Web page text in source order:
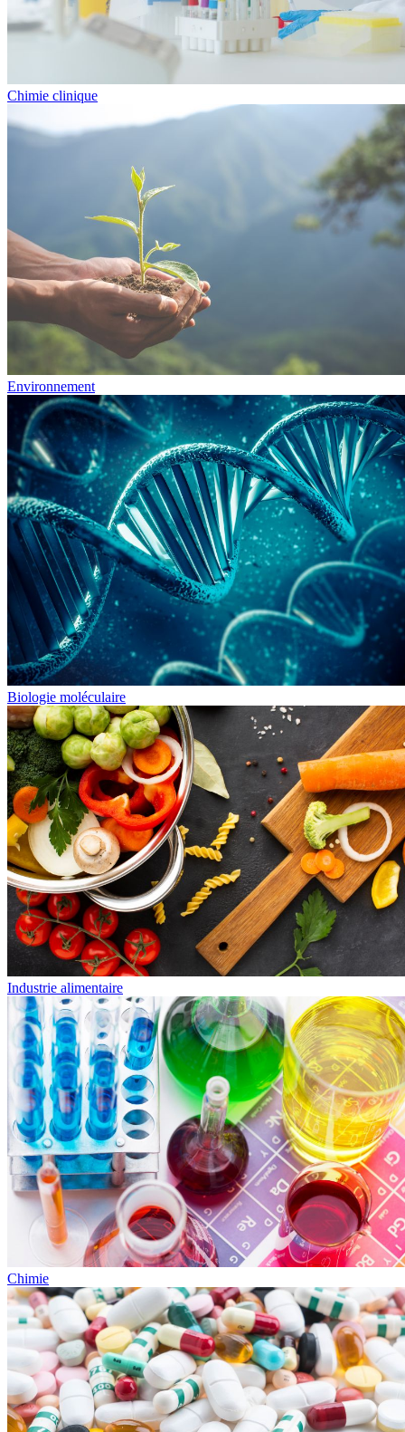
Chimie clinique
Environnement
Biologie moléculaire
Industrie alimentaire
Chimie